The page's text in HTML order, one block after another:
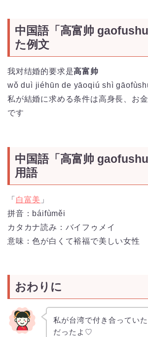
中国語「高富帅
た例文
我对结婚的要求是高富帅
wǒ duì jiéhūn de yāoqiú shì
私が結婚に求める条件は高身長、お
です
中国語「高富帅
用語
「 白富美 」
拼音：báifùměi
カタカナ読み：バイフゥメイ
意味：色が白くて裕福で美しい女性
おわりに
私が台湾で付き合ってい
だったよ♡